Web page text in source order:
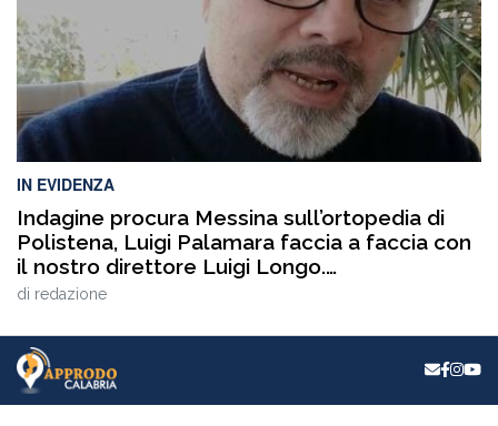
IN EVIDENZA
Indagine procura Messina sull’ortopedia di
Polistena, Luigi Palamara faccia a faccia con
il nostro direttore Luigi Longo.
VIDEOINTERVISTA
di redazione